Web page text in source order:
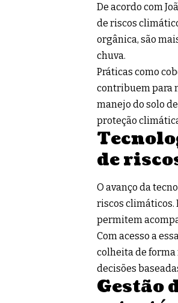
De acordo com
de riscos
orgânica, são
chuva.
Práticas como
contribuem para
manejo do solo
proteção
de
O avanço da
riscos climáticos.
permitem
Com acesso a
colheita de forma
decisões
Gestão